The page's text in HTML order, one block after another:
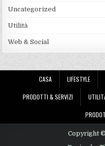
Uncategorized
Utilità
Web & Social
CASA LIFESTYLE
PRODOTTI & SERVIZI
Copyright